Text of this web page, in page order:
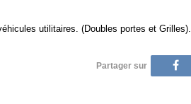
utilitaires. (Doubles portes et Grilles).
Partager sur